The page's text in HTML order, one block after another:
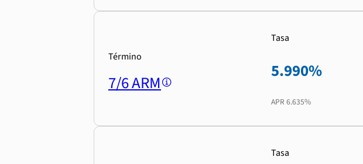
Término
7/6 ARM
Tasa
5.990%
APR 6.635%
Tasa